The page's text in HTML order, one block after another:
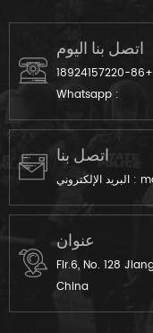
اتصل بنا اليوم
+86-18924157220
Whatsapp :
اتصل بنا
البريد الإلكتروني :
عنوان
Flr.6, No. 128
China